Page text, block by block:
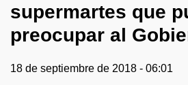
supermartes que
preocupar al
18 de septiembre de 2018 - 06:01